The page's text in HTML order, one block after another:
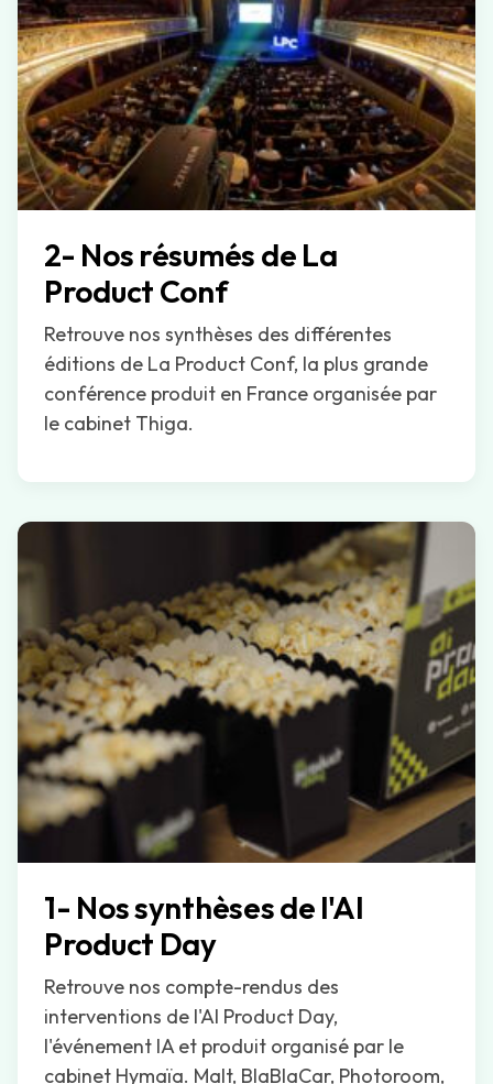
2- Nos résumés de La
Product Conf
Retrouve nos synthèses des différentes
éditions de La Product Conf, la plus grande
conférence produit en France organisée par
le cabinet Thiga.
1- Nos synthèses de l'AI
Product Day
Retrouve nos compte-rendus des
interventions de l'AI Product Day,
l'événement IA et produit organisé par le
cabinet Hymaïa. Malt, BlaBlaCar, Photoroom,